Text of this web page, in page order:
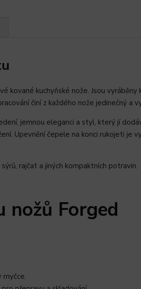
kované kuchyňské nože. Jsou
činí z každého nože jedinečný a
jemnou eleganci a styl, který jí
Upevnění čepele na konci rukojeti je
rajčat a jiných kompaktních potravin.
nožů Forged
myčce.